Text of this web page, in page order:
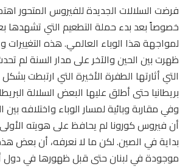
فرضت السلالات الجديدة للفيروس المتحور
خصوصاً بعد بدء حملة التطعيم التي تشهدها
لمواجهة هذا الوباء العالمي. هذه التغييرات
ظهرت بين الحين والآخر على مدار السنة لم
التي أثارتها الطفرة الأخيرة التي ارتبطت
بريطانيا حتى أطلق عليها البعض السلالة
وفي مقاربة وبائية لمسار الوباء واختلافه بين
أن فيروس كورونا لم يحافظ على هويته
بداية في الصين. لكن ما لا نعرفه، أن بعض
موجودة في لبنان حتى قبل ظهورها في